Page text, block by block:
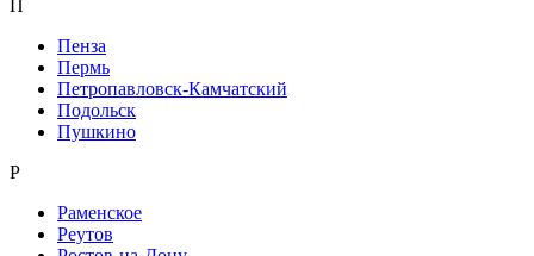
П
Пенза
Пермь
Петропавловск-Камчатский
Подольск
Пушкино
Р
Раменское
Реутов